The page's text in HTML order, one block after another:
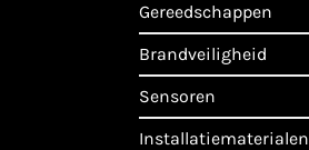
gereedschappen
brandveiligheid
sensoren
installatiematerialen